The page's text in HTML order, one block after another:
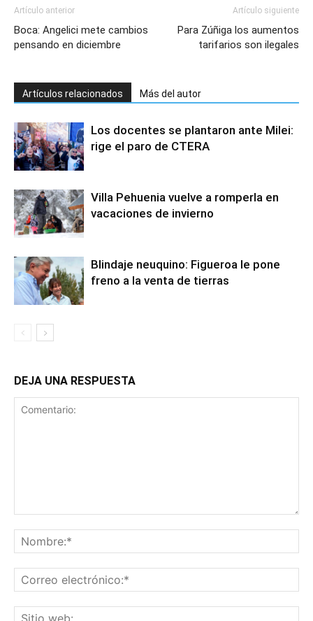
Artículo anterior
Boca: Angelici mete cambios
pensando en diciembre
Artículo siguiente
Para Zúñiga los aumentos
tarifarios son ilegales
Artículos relacionados Más del autor
Los docentes se plantaron ante Milei:
rige el paro de CTERA
Villa Pehuenia vuelve a romperla en
vacaciones de invierno
Blindaje neuquino: Figueroa le pone
freno a la venta de tierras
DEJA UNA RESPUESTA